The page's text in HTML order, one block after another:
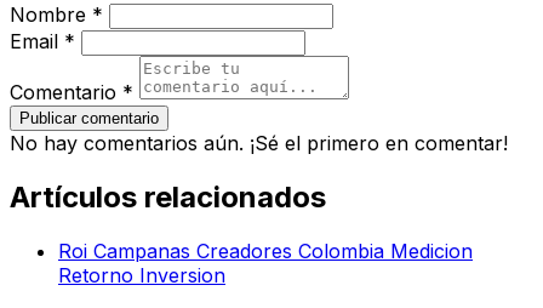
Nombre *
Email *
Comentario *
Publicar comentario
No hay comentarios aún. ¡Sé el primero en comentar!
Artículos relacionados
Roi Campanas Creadores Colombia Medicion
Retorno Inversion